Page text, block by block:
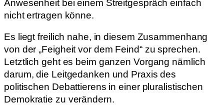
Anwesenheit bei einem Streitgespräch einfach
nicht ertragen könne.
Es liegt freilich nahe, in diesem Zusammenhang
von der „Feigheit vor dem Feind“ zu sprechen.
Letztlich geht es beim ganzen Vorgang nämlich
darum, die Leitgedanken und Praxis des
politischen Debattierens in einer pluralistischen
Demokratie zu verändern.